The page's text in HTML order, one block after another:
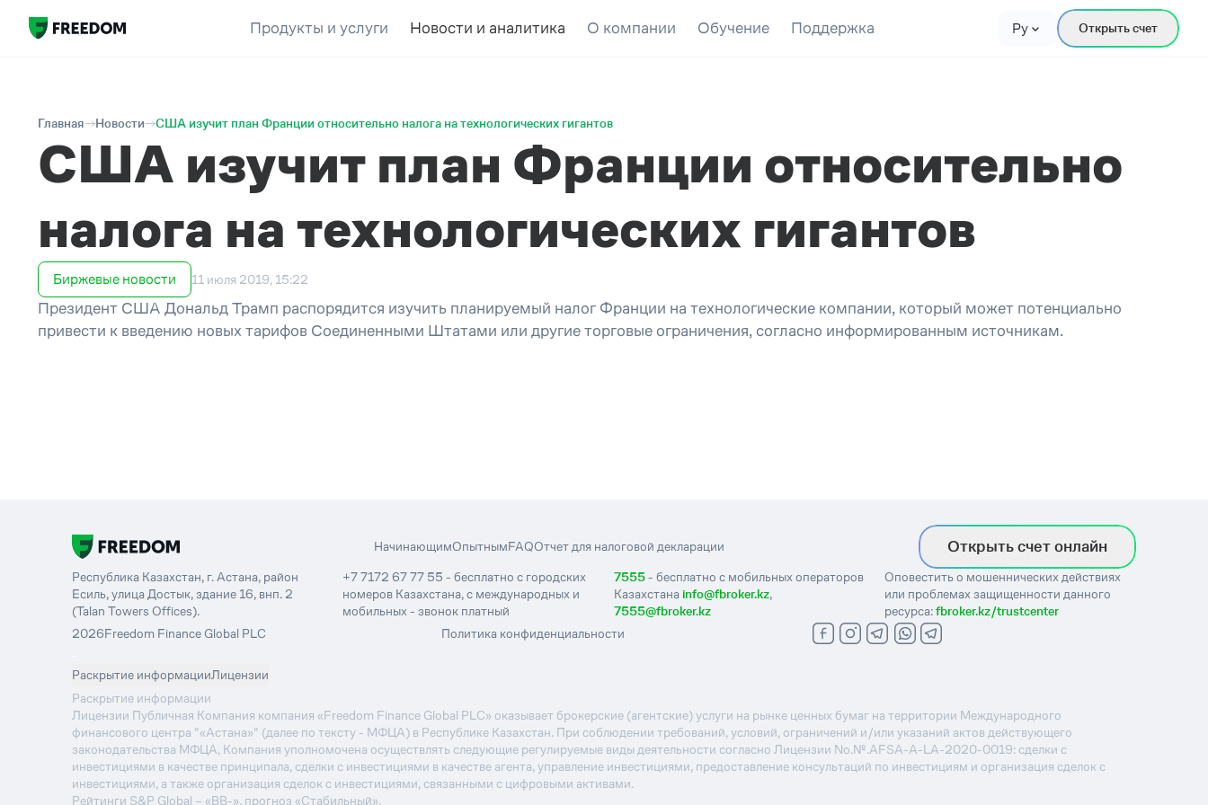
Продукты и услуги Новости и аналитика О компании Обучение Поддержка Ру Открыть счет
Главная Новости США изучит план Франции относительно налога на технологических гигантов
США изучит план Франции относительно
налога на технологических гигантов
Биржевые новости 11 июля 2019, 15:22
Президент США Дональд Трамп распорядится изучить планируемый налог Франции на технологические компании, который может потенциально
привести к введению новых тарифов Соединенными Штатами или другие торговые ограничения, согласно информированным источникам.
НачинающимОпытнымFAQОтчет для налоговой декларации Открыть счет онлайн
Республика Казахстан, г. Астана, район
Есиль, улица Достык, здание 16, внп. 2
(Talan Towers Offices).
+7 7172 67 77 55 - бесплатно с городских
номеров Казахстана, с международных и
мобильных - звонок платный
7555- бесплатно с мобильных операторов
Казахстанаinfo@fbroker.kz,
7555@fbroker.kz
Оповестить о мошеннических действиях
или проблемах защищенности данного
ресурса:fbroker.kz/trustcenter
2026Freedom Finance Global PLC
Политика конфиденциальности
Раскрытие информацииЛицензии
Раскрытие информации
Лицензии Публичная Компания компания «Freedom Finance Global PLC» оказывает брокерские (агентские) услуги на рынке ценных бумаг на территории Международного
финансового центра "«Астана»" (далее по тексту - МФЦА) в Республике Казахстан. При соблюдении требований, условий, ограничений и/или указаний актов действующего
законодательства МФЦА, Компания уполномочена осуществлять следующие регулируемые виды деятельности согласно Лицензии No.№.AFSA-A-LA-2020-0019: сделки с
инвестициями в качестве принципала, сделки с инвестициями в качестве агента, управление инвестициями, предоставление консультаций по инвестициям и организация сделок с
инвестициями, а также организация сделок с инвестициями, связанными с цифровыми активами.
Рейтинги S&P Global – «BB-», прогноз «Стабильный».